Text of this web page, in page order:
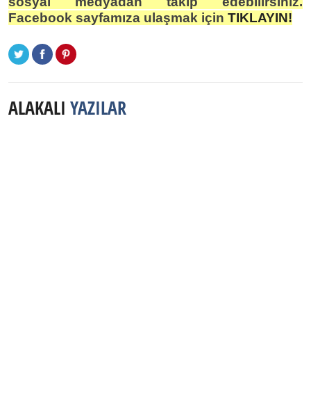
Facebook sayfamıza ulaşmak için TIKLAYIN!
ALAKALI YAZILAR